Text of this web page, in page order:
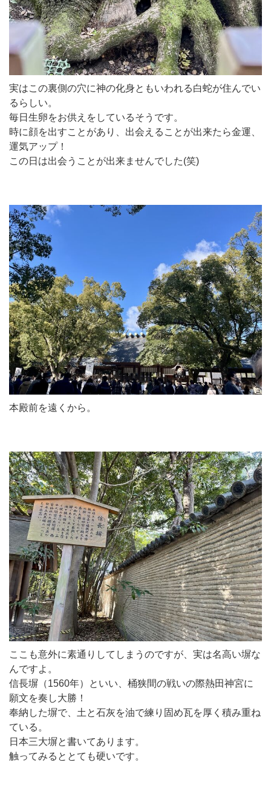
実はこの裏側の穴に神の化身ともいわれる白蛇が住んでい
るらしい。
毎日生卵をお供えをしているそうです。
時に顔を出すことがあり、出会えることが出来たら金運、
運気アップ！
この日は出会うことが出来ませんでした(笑)
本殿前を遠くから。
ここも意外に素通りしてしまうのですが、実は名高い塀な
んですよ。
信長塀（1560年）といい、桶狭間の戦いの際熱田神宮に
願文を奏し大勝！
奉納した塀で、土と石灰を油で練り固め瓦を厚く積み重ね
ている。
日本三大塀と書いてあります。
触ってみるととても硬いです。